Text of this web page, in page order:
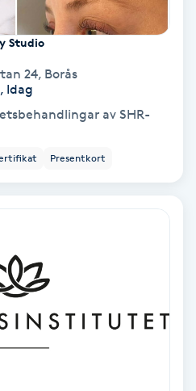
Studio
24, Borås
Idag
av SHR-
Presentkort